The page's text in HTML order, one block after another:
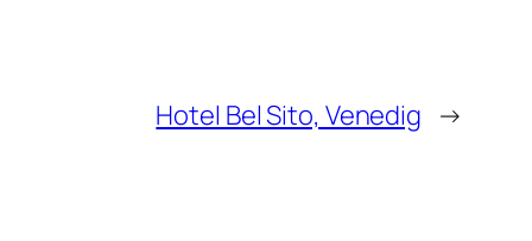
Hotel Bel Sito, Venedig →